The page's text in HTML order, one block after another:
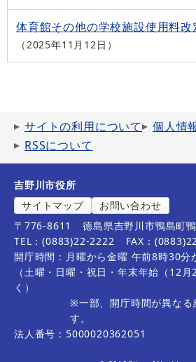
体育館その他の学校施設使用料
2025年11月12日
サイトの利用について
個人情
RSSについて
吉野川市役所
サイトマップ
お問い合わせ
〒776-8611
徳島県吉野川市鴨島町
TEL：(0883)22-2222
FAX：
開庁時間：月曜から金曜 午前8時30分
（土曜・日曜・祝日・年末年始（12
く）
※一部、開庁時間が異なる
す。
法人番号：5000020362051